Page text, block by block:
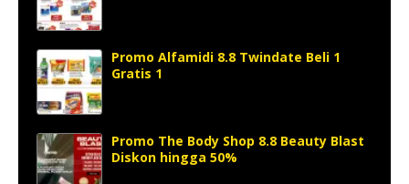
Promo Alfamidi 8.8 Twindate Beli 1
Gratis 1
Promo The Body Shop 8.8 Beauty Blast
Diskon hingga 50%